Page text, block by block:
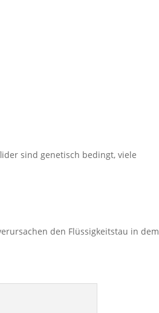
sind genetisch bedingt, viele
den Flüssigkeitstau in dem